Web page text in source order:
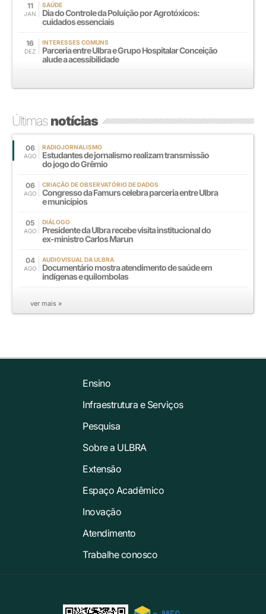
11
JAN
SAÚDE
Dia do Controle da Poluição por Agrotóxicos:
cuidados essenciais
16
DEZ
INTERESSES COMUNS
Parceria entre Ulbra e Grupo Hospitalar Conceição
alude a acessibilidade
Últimasnotícias
06
AGO
RADIOJORNALISMO
Estudantes de jornalismo realizam transmissão
do jogo do Grêmio
06
AGO
CRIAÇÃO DE OBSERVATÓRIO DE DADOS
Congresso da Famurs celebra parceria entre Ulbra
e municípios
05
AGO
DIÁLOGO
Presidente da Ulbra recebe visita institucional do
ex-ministro Carlos Marun
04
AGO
AUDIOVISUAL DA ULBRA
Documentário mostra atendimento de saúde em
indígenas e quilombolas
ver mais »
Ensino
Infraestrutura e Serviços
Pesquisa
Sobre a ULBRA
Extensão
Espaço Acadêmico
Inovação
Atendimento
Trabalhe conosco